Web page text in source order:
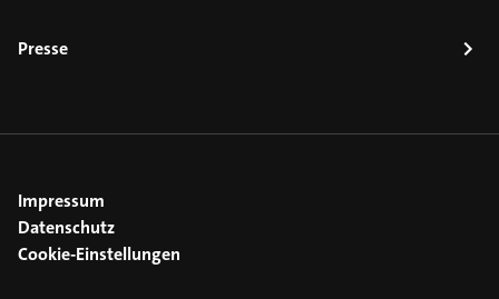
Presse
Impressum
Datenschutz
Cookie-Einstellungen